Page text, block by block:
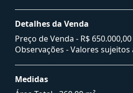
Detalhes da Venda
Preço de Venda - R$ 650.000,00
Observações - Valores sujeitos
Medidas